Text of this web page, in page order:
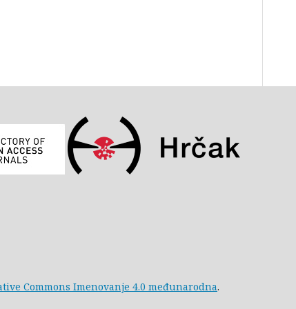
Commons Imenovanje 4.0 međunarodna.